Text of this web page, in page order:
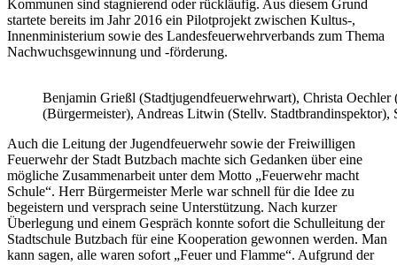
Kommunen sind stagnierend oder rückläufig. Aus diesem Grund
startete bereits im Jahr 2016 ein Pilotprojekt zwischen Kultus-,
Innenministerium sowie des Landesfeuerwehrverbands zum Thema
Nachwuchsgewinnung und -förderung.
Benjamin Grießl (Stadtjugendfeuerwehrwart), Christa
(Bürgermeister), Andreas Litwin (Stellv. Stadtbrandinspektor),
Auch die Leitung der Jugendfeuerwehr sowie der Freiwilligen
Feuerwehr der Stadt Butzbach machte sich Gedanken über eine
mögliche Zusammenarbeit unter dem Motto „Feuerwehr macht
Schule“. Herr Bürgermeister Merle war schnell für die Idee zu
begeistern und versprach seine Unterstützung. Nach kurzer
Überlegung und einem Gespräch konnte sofort die Schulleitung der
Stadtschule Butzbach für eine Kooperation gewonnen werden. Man
kann sagen, alle waren sofort „Feuer und Flamme“. Aufgrund der